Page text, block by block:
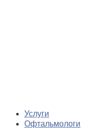
Услуги
Офтальмологи